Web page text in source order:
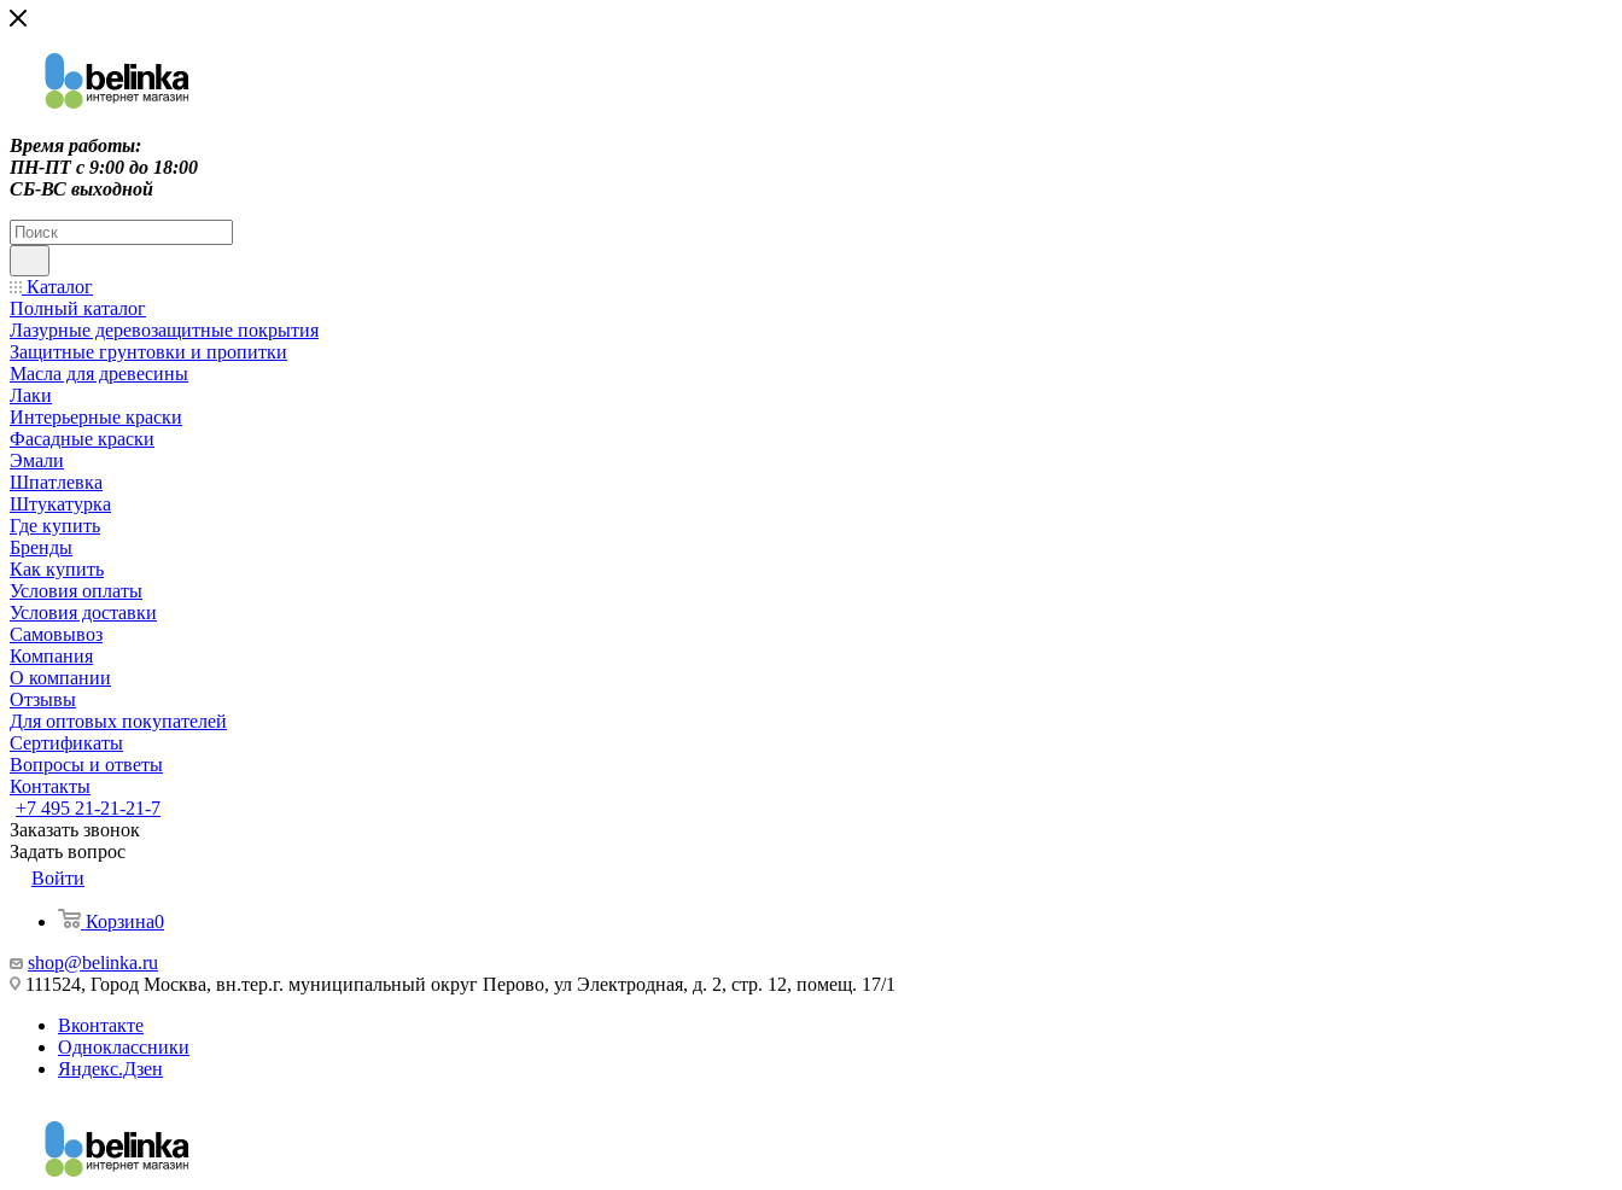
Время работы:
ПН-ПТ c 9:00 до 18:00
СБ-ВС выходной
Каталог
Полный каталог
Лазурные деревозащитные покрытия
Защитные грунтовки и пропитки
Масла для древесины
Лаки
Интерьерные краски
Фасадные краски
Эмали
Шпатлевка
Штукатурка
Где купить
Бренды
Как купить
Условия оплаты
Условия доставки
Самовывоз
Компания
О компании
Отзывы
Для оптовых покупателей
Сертификаты
Вопросы и ответы
Контакты
+7 495 21-21-21-7
Заказать звонок
Задать вопрос
Войти
Корзина0
shop@belinka.ru
111524, Город Москва, вн.тер.г. муниципальный округ Перово, ул Электродная, д. 2, стр. 12, помещ. 17/1
Вконтакте
Одноклассники
Яндекс.Дзен